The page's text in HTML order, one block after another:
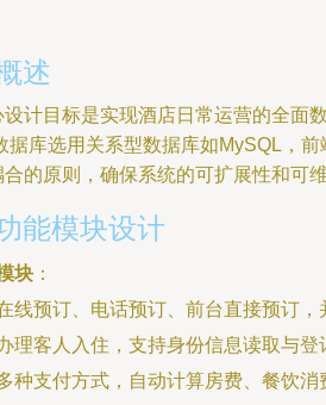
述
计目标是实现酒店日常运营的全面
据库选用关系型数据库如MySQL，
的原则，确保系统的可扩展性和可维
能模块设计
块 ：
线预订、电话预订、前台直接预订
理客人入住，支持身份信息读取与登
种支付方式，自动计算房费、餐饮消